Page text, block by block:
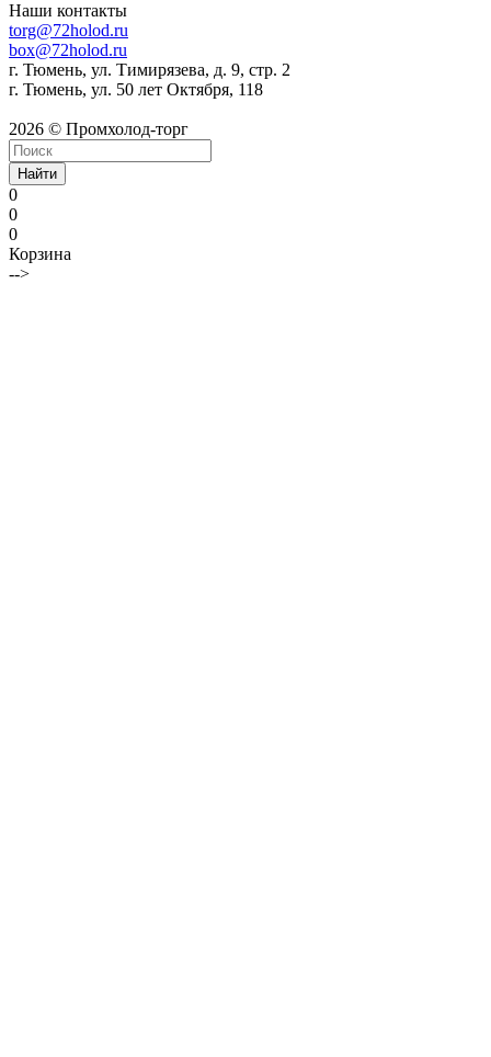
Наши контакты
torg@72holod.ru
box@72holod.ru
г. Тюмень, ул. Тимирязева, д. 9, стр. 2
г. Тюмень, ул. 50 лет Октября, 118
2026 © Промхолод-торг
Найти
0
0
0
Корзина
-->